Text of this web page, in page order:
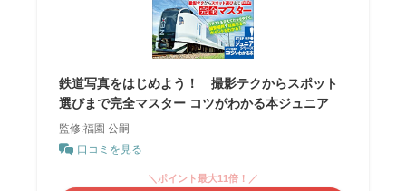
鉄道写真をはじめよう！ 撮影テクからスポット
選びまで完全マスター コツがわかる本ジュニア
監修:福園 公嗣
口コミを見る
＼ポイント最大11倍！／